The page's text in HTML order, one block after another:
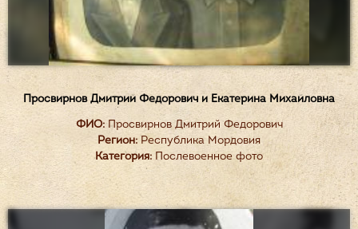
Просвирнов Дмитрий Федорович и Екатерина Михайловна
ФИО:Просвирнов Дмитрий Федорович
Регион: Республика Мордовия
Категория: Послевоенное фото